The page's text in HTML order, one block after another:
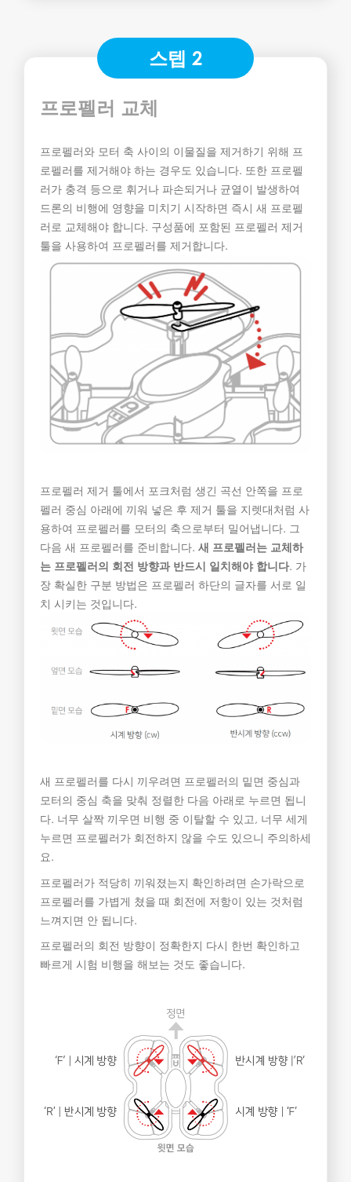
스텝 2
프로펠러 교체
프로펠러와 모터 축 사이의 이물질을 제거하기 위해 프
로펠러를 제거해야 하는 경우도 있습니다. 또한 프로펠
러가 충격 등으로 휘거나 파손되거나 균열이 발생하여
드론의 비행에 영향을 미치기 시작하면 즉시 새 프로펠
러로 교체해야 합니다. 구성품에 포함된 프로펠러 제거
툴을 사용하여 프로펠러를 제거합니다.
프로펠러 제거 툴에서 포크처럼 생긴 곡선 안쪽을 프로
펠러 중심 아래에 끼워 넣은 후 제거 툴을 지렛대처럼 사
용하여 프로펠러를 모터의 축으로부터 밀어냅니다. 그
다음 새 프로펠러를 준비합니다. 새 프로펠러는 교체하
는 프로펠러의 회전 방향과 반드시 일치해야 합니다. 가
장 확실한 구분 방법은 프로펠러 하단의 글자를 서로 일
치 시키는 것입니다.
새 프로펠러를 다시 끼우려면 프로펠러의 밑면 중심과
모터의 중심 축을 맞춰 정렬한 다음 아래로 누르면 됩니
다. 너무 살짝 끼우면 비행 중 이탈할 수 있고, 너무 세게
누르면 프로펠러가 회전하지 않을 수도 있으니 주의하세
요.
프로펠러가 적당히 끼워졌는지 확인하려면 손가락으로
프로펠러를 가볍게 쳤을 때 회전에 저항이 있는 것처럼
느껴지면 안 됩니다.
프로펠러의 회전 방향이 정확한지 다시 한번 확인하고
빠르게 시험 비행을 해보는 것도 좋습니다.